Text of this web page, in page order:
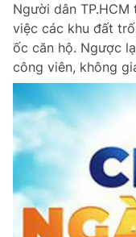
Người dân
việc các khu đất
ốc căn hộ. Ngược
công viên, không